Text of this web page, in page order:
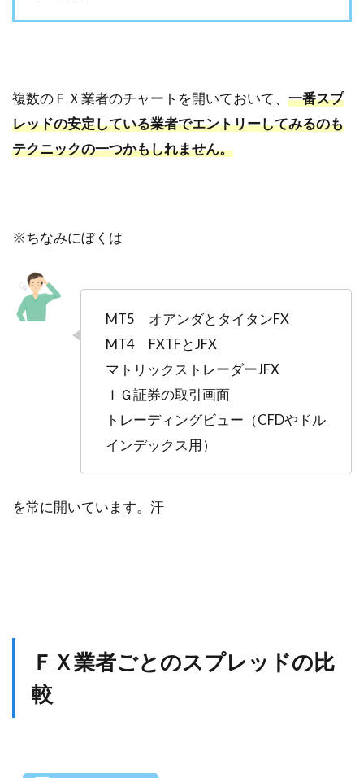
複数のＦＸ業者のチャートを開いておいて、 一番スプ
レッドの安定している業者でエントリーしてみるのも
テクニックの一つかもしれません。
※ちなみにぼくは
MT5 オアンダとタイタンFX
MT4 FXTFとJFX
マトリックストレーダーJFX
ＩＧ証券の取引画面
トレーディングビュー（CFDやドル
インデックス用）
を常に開いています。汗
ＦＸ業者ごとのスプレッドの比
較